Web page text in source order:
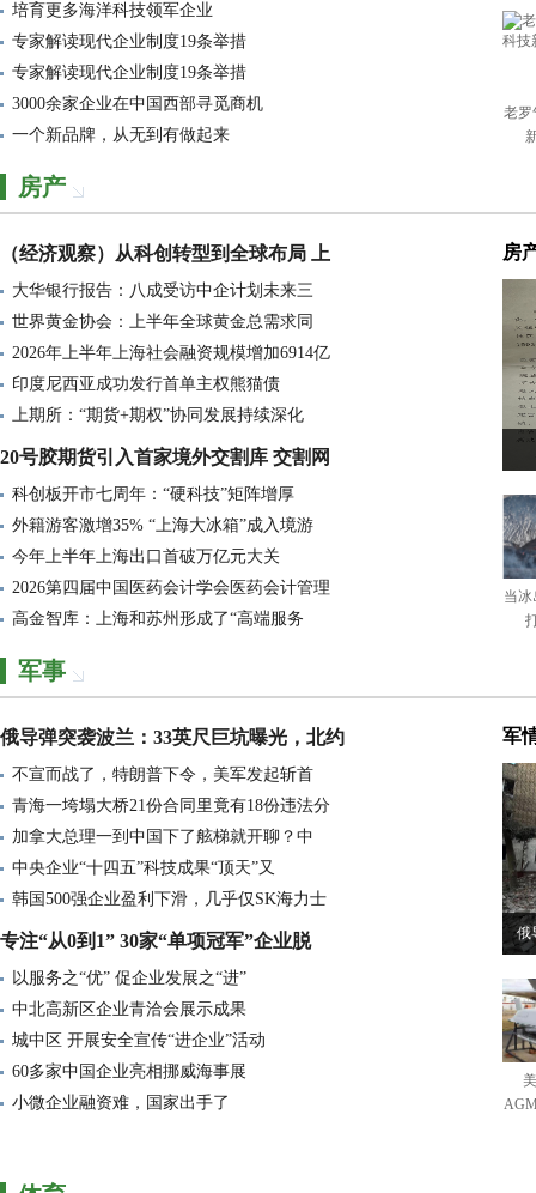
张家界一名小学生家长放学护岗时
中方支持委内瑞拉合法捍卫主权
法国、英国、德国、加拿大、日本
加力培育专精特新企业
石家庄工业企业锚定年度目标全力
浙江确定96家科技新小龙企业
零关税一年：459家山东企业“减负
浙商研究专家呼吁，培育一批兼具
截至11月底沪市ETF规模破4.1万亿元
靠前服务，为企业办妥“心头事”
呼兰 为企业发展装上信用引擎
黔西检察：法治服务进企业
企业“脑”力全开竞逐前沿科技
“企业之家”精准服务 赋能企业
从本土扎根到布局全球：青岛企业
北京“无事不扰”企业总量已突破
医药企业赴港上市潮
进一步释放“小巨人”企业发展潜
28家千亿市值企业扎根广东 金融与
中信期货2026年度策略会召开
上周新增IPO受理企业2家
河北累计争创专精特新“小巨人”
外贸订单足 企业产销旺
蓄势聚能 智造赋能——桥西推动
培育更多海洋科技领军企业
专家解读现代企业制度19条举措
专家解读现代企业制度19条举措
3000余家企业在中国西部寻觅商机
一个新品牌，从无到有做起来
老罗
房产
（经济观察）从科创转型到全球布局 上
大华银行报告：八成受访中企计划未来三
世界黄金协会：上半年全球黄金总需求同
2026年上半年上海社会融资规模增加6914亿
印度尼西亚成功发行首单主权熊猫债
上期所：“期货+期权”协同发展持续深化
20号胶期货引入首家境外交割库 交割网
科创板开市七周年：“硬科技”矩阵增厚
外籍游客激增35% “上海大冰箱”成入境游
今年上半年上海出口首破万亿元大关
2026第四届中国医药会计学会医药会计管理
高金智库：上海和苏州形成了“高端服务
房
当
军事
俄导弹突袭波兰：33英尺巨坑曝光，北约
不宣而战了，特朗普下令，美军发起斩首
青海一垮塌大桥21份合同里竟有18份违法分
加拿大总理一到中国下了舷梯就开聊？中
中央企业“十四五”科技成果“顶天”又
韩国500强企业盈利下滑，几乎仅SK海力士
专注“从0到1” 30家“单项冠军”企业脱
以服务之“优” 促企业发展之“进”
中北高新区企业青洽会展示成果
城中区 开展安全宣传“进企业”活动
60多家中国企业亮相挪威海事展
小微企业融资难，国家出手了
军
俄